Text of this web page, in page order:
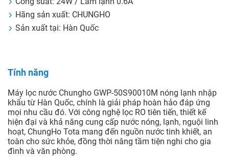
Hãng sản xuất: CHUNGHO
Sản xuất tại: Hàn Quốc
Tính năng
Máy lọc nước Chungho GWP-50S90010M nóng lạnh nhập
khẩu từ Hàn Quốc, chính là giải pháp hoàn hảo đáp ứng
mọi nhu cầu đó. Với công nghệ lọc RO tiên tiến, thiết kế
hiện đại và khả năng cung cấp nước nóng, lạnh, nguội linh
hoạt, ChungHo Tota mang đến nguồn nước tinh khiết, an
toàn cho sức khỏe, đồng thời nâng tầm tiện nghi cho gia
đình và văn phòng.